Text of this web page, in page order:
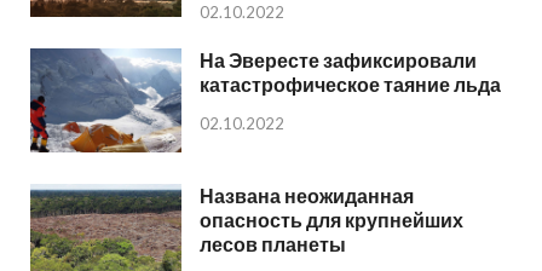
02.10.2022
На Эвересте зафиксировали
катастрофическое таяние льда
02.10.2022
Названа неожиданная
опасность для крупнейших
лесов планеты